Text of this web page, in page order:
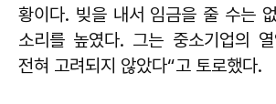
황이다. 빚을 내서 임금을 줄 수는
소리를 높였다. 그는 중소기업의 열
전혀 고려되지 않았다“고 토로했다.